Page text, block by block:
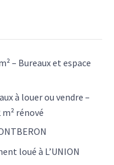
– Bureaux et espace
à louer ou vendre –
rénové
loué à L’UNION